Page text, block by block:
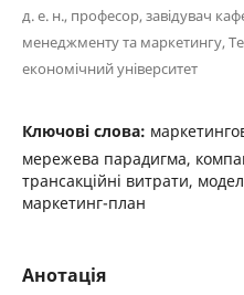
д. е. н., професор, завідувач
менеджменту та маркетингу,
економічний університет
Ключові слова:
мережева парадигма,
трансакційні витрати,
маркетинг-план
Анотація